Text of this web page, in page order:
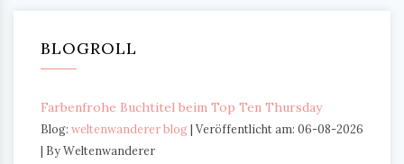
BLOGROLL
Farbenfrohe Buchtitel beim Top Ten Thursday
Blog: weltenwanderer blog Veröffentlicht am: 06-08-2026
By Weltenwanderer